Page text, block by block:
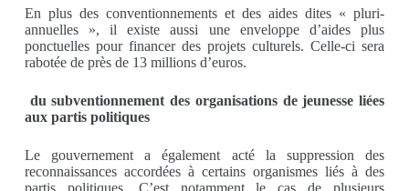
En plus des conventionnements et des aides dites « pluri-
annuelles », il existe aussi une enveloppe d’aides plus
ponctuelles pour financer des projets culturels. Celle-ci sera
rabotée de près de 13 millions d’euros.
du subventionnement des organisations de jeunesse liées
aux partis politiques
Le gouvernement a également acté la suppression des
reconnaissances accordées à certains organismes liés à des